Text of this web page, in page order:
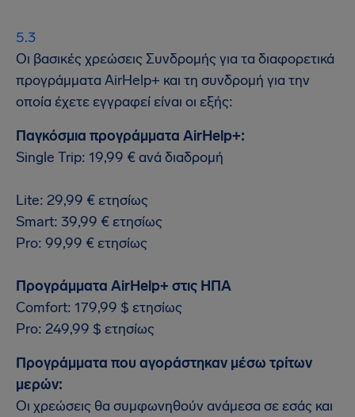
Οι βασικές χρεώσεις Συνδρομής για τα διαφορετικά
προγράμματα AirHelp+ και τη συνδρομή για την
οποία έχετε εγγραφεί είναι οι εξής:
Παγκόσμια προγράμματα AirHelp+:
Single Trip: 19,99 € ανά διαδρομή
Lite: 29,99 € ετησίως
Smart: 39,99 € ετησίως
Pro: 99,99 € ετησίως
Προγράμματα AirHelp+ στις ΗΠΑ
Comfort: 179,99 $ ετησίως
Pro: 249,99 $ ετησίως
Προγράμματα που αγοράστηκαν μέσω τρίτων
μερών:
Οι χρεώσεις θα συμφωνηθούν ανάμεσα σε εσάς και